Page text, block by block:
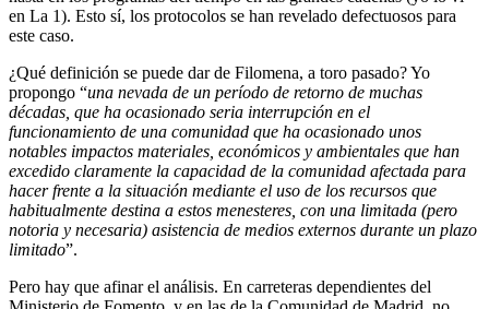
en La 1). Esto sí, los protocolos se han revelado defectuosos para
este caso.
¿Qué definición se puede dar de Filomena, a toro pasado? Yo
propongo “una nevada de un período de retorno de muchas
décadas, que ha ocasionado seria interrupción en el
funcionamiento de una comunidad que ha ocasionado unos
notables impactos materiales, económicos y ambientales que han
excedido claramente la capacidad de la comunidad afectada para
hacer frente a la situación mediante el uso de los recursos que
habitualmente destina a estos menesteres, con una limitada (pero
notoria y necesaria) asistencia de medios externos durante un plazo
limitado”.
Pero hay que afinar el análisis. En carreteras dependientes del